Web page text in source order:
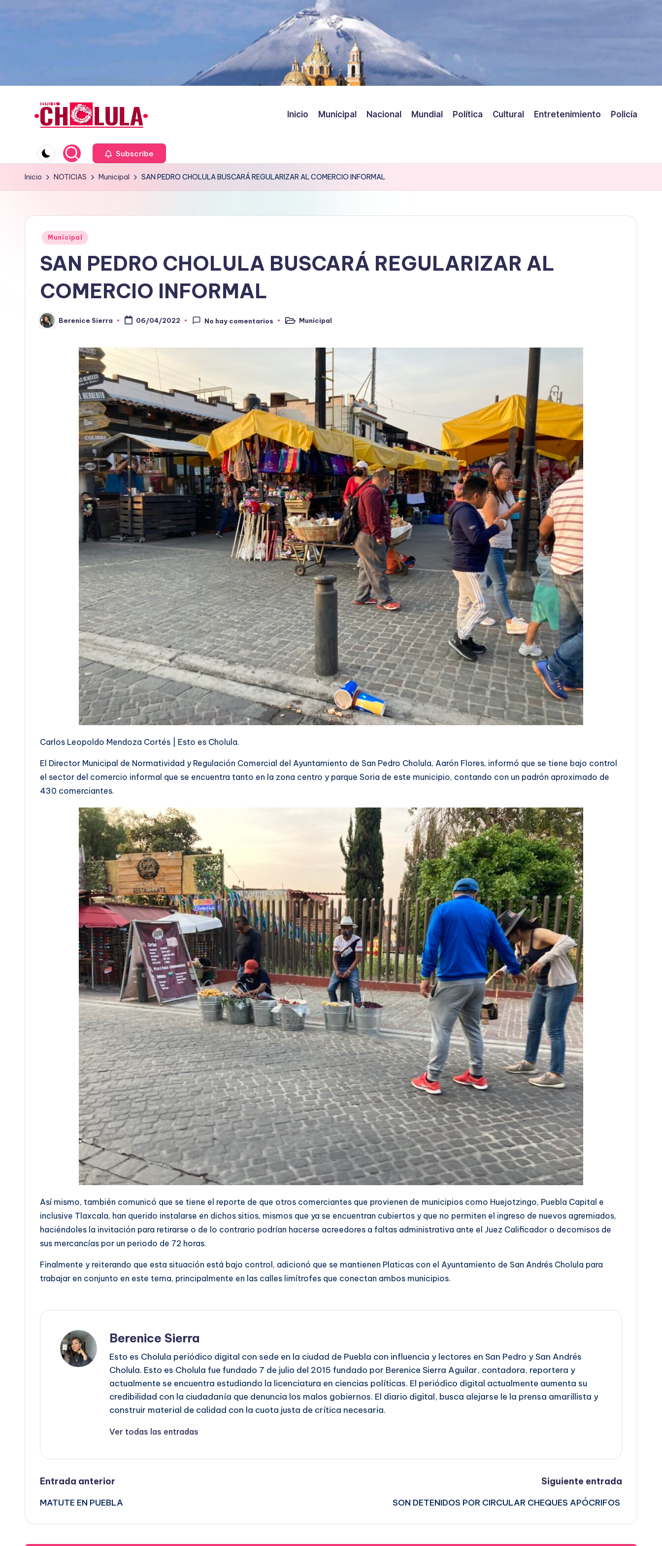
Inicio Municipal Nacional Mundial Política Cultural Entretenimiento Policía
Subscribe
Inicio NOTICIAS Municipal SAN PEDRO CHOLULA BUSCARÁ REGULARIZAR AL COMERCIO INFORMAL
Publicado
Municipal
SAN PEDRO CHOLULA BUSCARÁ REGULARIZAR AL
COMERCIO INFORMAL
Publicado
por
Berenice Sierra 06/04/2022 No hay comentarios
Publicado
Municipal
Carlos Leopoldo Mendoza Cortés | Esto es Cholula.
El Director Municipal de Normatividad y Regulación Comercial del Ayuntamiento de San Pedro Cholula, Aarón Flores, informó que se tiene bajo control
el sector del comercio informal que se encuentra tanto en la zona centro y parque Soria de este municipio, contando con un padrón aproximado de
430 comerciantes.
Así mismo, también comunicó que se tiene el reporte de que otros comerciantes que provienen de municipios como Huejotzingo, Puebla Capital e
inclusive Tlaxcala, han querido instalarse en dichos sitios, mismos que ya se encuentran cubiertos y que no permiten el ingreso de nuevos agremiados,
haciéndoles la invitación para retirarse o de lo contrario podrían hacerse acreedores a faltas administrativa ante el Juez Calificador o decomisos de
sus mercancías por un periodo de 72 horas.
Finalmente y reiterando que esta situación está bajo control, adicionó que se mantienen Platicas con el Ayuntamiento de San Andrés Cholula para
trabajar en conjunto en este tema, principalmente en las calles limítrofes que conectan ambos municipios.
Berenice Sierra
Esto es Cholula periódico digital con sede en la ciudad de Puebla con influencia y lectores en San Pedro y San Andrés
Cholula. Esto es Cholula fue fundado 7 de julio del 2015 fundado por Berenice Sierra Aguilar, contadora, reportera y
actualmente se encuentra estudiando la licenciatura en ciencias políticas. El periódico digital actualmente aumenta su
credibilidad con la ciudadanía que denuncia los malos gobiernos. El diario digital, busca alejarse le la prensa amarillista y
construir material de calidad con la cuota justa de crítica necesaria.
Ver todas las entradas
Navegación
de
Entrada anterior
MATUTE EN PUEBLA
Siguiente entrada
SON DETENIDOS POR CIRCULAR CHEQUES APÓCRIFOS